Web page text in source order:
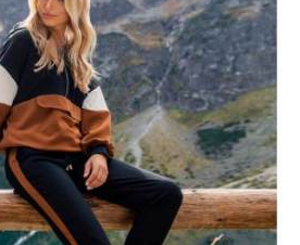
– dla kogo?
albo bluzki z opadającym
ale nie jesteś przekonana, czy
wyglądał na Twojej …